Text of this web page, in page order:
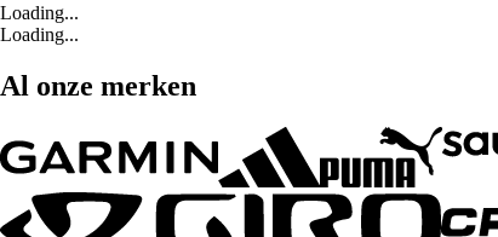
Loading...
Loading...
Al onze merken